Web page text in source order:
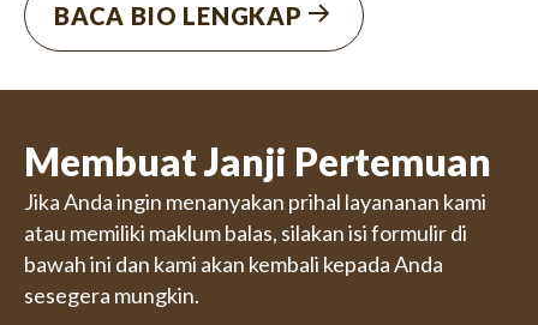
BACA BIO LENGKAP
Membuat Janji Pertemuan
Jika Anda ingin menanyakan prihal layananan kami
atau memiliki maklum balas, silakan isi formulir di
bawah ini dan kami akan kembali kepada Anda
sesegera mungkin.